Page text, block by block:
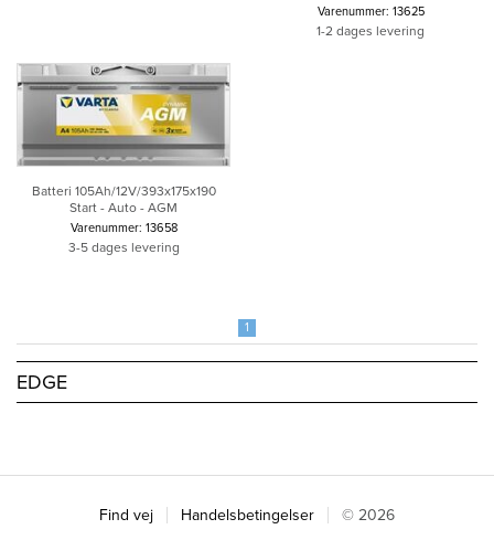
Varenummer: 13625
1-2 dages levering
Batteri 105Ah/12V/393x175x190
Start - Auto - AGM
Varenummer: 13658
3-5 dages levering
1
EDGE
Find vej Handelsbetingelser © 2026